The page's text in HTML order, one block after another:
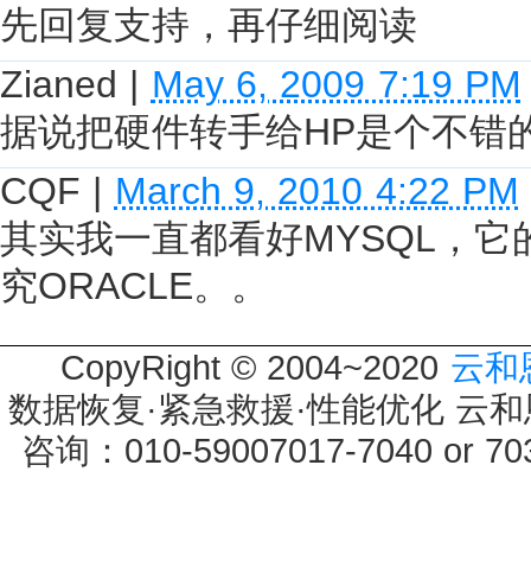
先回复支持，再仔细阅读
Zianed | May 6, 2009 7:19 PM
据说把硬件转手给HP是个不错
CQF | March 9, 2010 4:22 PM
其实我一直都看好MYSQL，
究ORACLE。。
CopyRight © 2004~2020 云和
数据恢复·紧急救援·性能优化 云
咨询：010-59007017-7040 or